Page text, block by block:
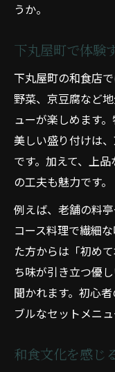
うか。
下丸屋町で体験
下丸屋町の和食店
野菜、京豆腐など
ューが楽しめます
美しい盛り付けは
です。加えて、上
の工夫も魅力です。
例えば、老舗の料
コース料理で繊細
た方からは「初め
ち味が引き立つ優
聞かれます。初心
ブルなセットメニ
和食文化を感じ